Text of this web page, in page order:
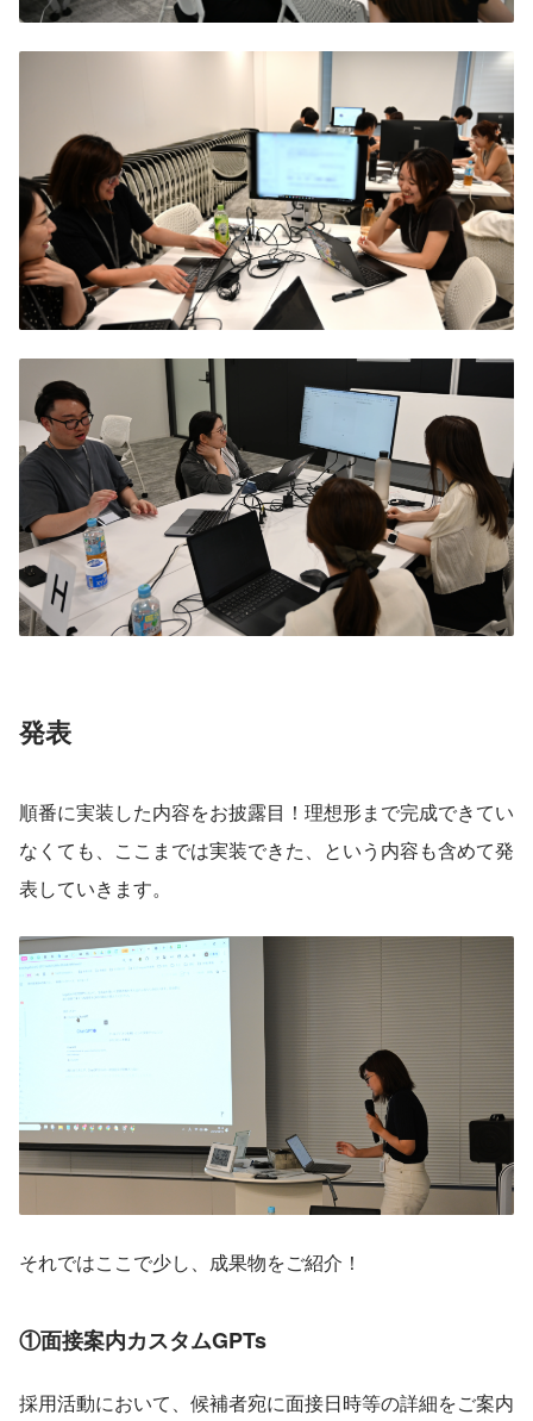
発表
順番に実装した内容をお披露目！理想形まで完成できてい
なくても、ここまでは実装できた、という内容も含めて発
表していきます。
それではここで少し、成果物をご紹介！
①面接案内カスタムGPTs
採用活動において、候補者宛に面接日時等の詳細をご案内